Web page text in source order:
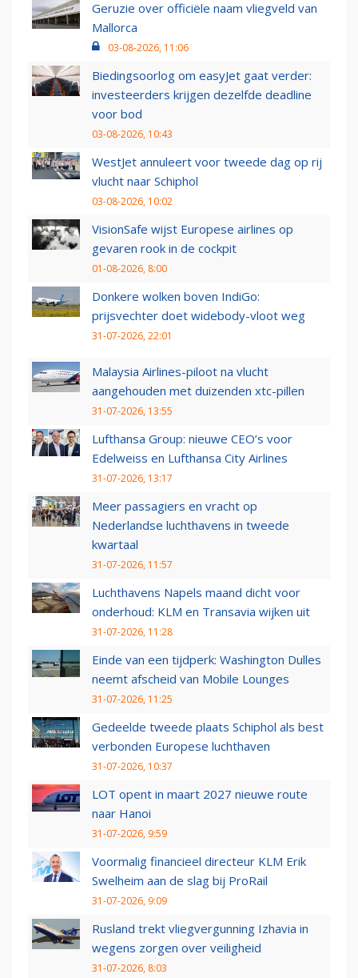
Geruzie over officiële naam vliegveld van
Mallorca
03-08-2026, 11:06
Biedingsoorlog om easyJet gaat verder:
investeerders krijgen dezelfde deadline
voor bod
03-08-2026, 10:43
WestJet annuleert voor tweede dag op rij
vlucht naar Schiphol
03-08-2026, 10:02
VisionSafe wijst Europese airlines op
gevaren rook in de cockpit
01-08-2026, 8:00
Donkere wolken boven IndiGo:
prijsvechter doet widebody-vloot weg
31-07-2026, 22:01
Malaysia Airlines-piloot na vlucht
aangehouden met duizenden xtc-pillen
31-07-2026, 13:55
Lufthansa Group: nieuwe CEO’s voor
Edelweiss en Lufthansa City Airlines
31-07-2026, 13:17
Meer passagiers en vracht op
Nederlandse luchthavens in tweede
kwartaal
31-07-2026, 11:57
Luchthavens Napels maand dicht voor
onderhoud: KLM en Transavia wijken uit
31-07-2026, 11:28
Einde van een tijdperk: Washington Dulles
neemt afscheid van Mobile Lounges
31-07-2026, 11:25
Gedeelde tweede plaats Schiphol als best
verbonden Europese luchthaven
31-07-2026, 10:37
LOT opent in maart 2027 nieuwe route
naar Hanoi
31-07-2026, 9:59
Voormalig financieel directeur KLM Erik
Swelheim aan de slag bij ProRail
31-07-2026, 9:09
Rusland trekt vliegvergunning Izhavia in
wegens zorgen over veiligheid
31-07-2026, 8:03